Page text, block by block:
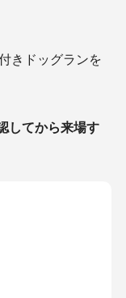
きドッグランを
してから来場す